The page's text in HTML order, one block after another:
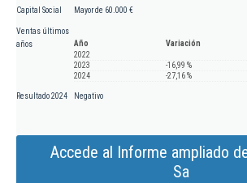
Capital Social Mayor de 60.000 €
Ventas últimos
años
Año
Variación
2022
2023
-16,99 %
2024
-27,16 %
Resultado 2024 Negativo
Accede al Informe ampliado
Sa